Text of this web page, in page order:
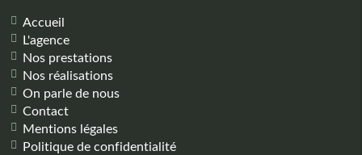
Accueil
L'agence
Nos prestations
Nos réalisations
On parle de nous
Contact
Mentions légales
Politique de confidentialité